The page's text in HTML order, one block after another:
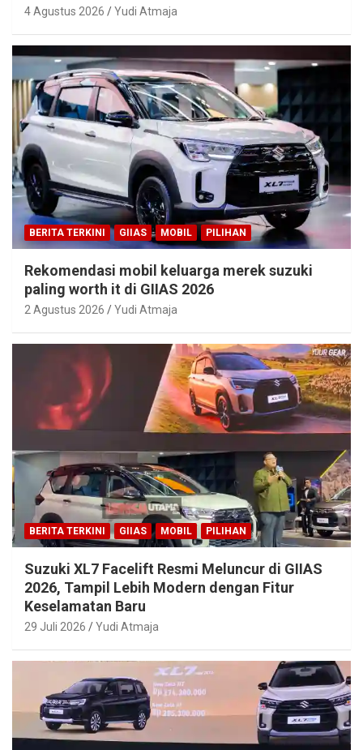
4 Agustus 2026 Yudi Atmaja
BERITA TERKINI GIIAS MOBIL PILIHAN
Rekomendasi mobil keluarga merek suzuki
paling worth it di GIIAS 2026
2 Agustus 2026 Yudi Atmaja
BERITA TERKINI GIIAS MOBIL PILIHAN
Suzuki XL7 Facelift Resmi Meluncur di GIIAS
2026, Tampil Lebih Modern dengan Fitur
Keselamatan Baru
29 Juli 2026 Yudi Atmaja